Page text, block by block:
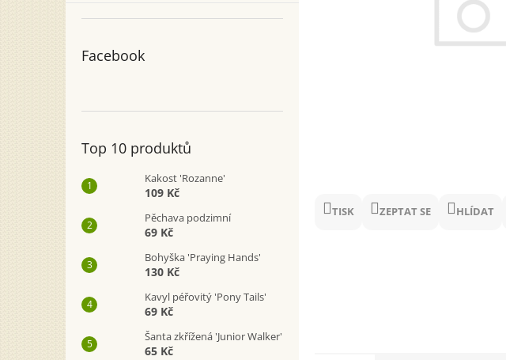
Facebook
Top 10 produktů
Kakost 'Rozanne'
109 Kč
Pěchava podzimní
69 Kč
Bohyška 'Praying Hands'
130 Kč
Kavyl péřovitý 'Pony Tails'
69 Kč
Šanta zkřížená 'Junior Walker'
65 Kč
TISK ZEPTAT SE HLÍDAT